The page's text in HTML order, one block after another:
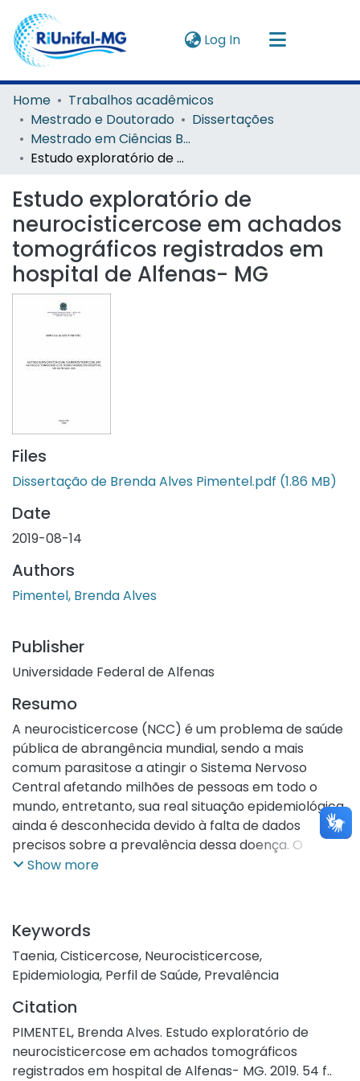
Log In(current)
Navigate by
Instructions
About
Home
Trabalhos acadêmicos
Mestrado e Doutorado
Dissertações
Mestrado em Ciências Biológicas
Estudo exploratório de neurocisticercose em achados tomográficos registrados em hospital de Alfenas- MG
Estudo exploratório de
neurocisticercose em achados
tomográficos registrados em
hospital de Alfenas- MG
Files
Dissertação de Brenda Alves Pimentel.pdf (1.86 MB)
Date
2019-08-14
Authors
Pimentel, Brenda Alves
Publisher
Universidade Federal de Alfenas
Resumo
A neurocisticercose (NCC) é um problema de saúde
pública de abrangência mundial, sendo a mais
comum parasitose a atingir o Sistema Nervoso
Central afetando milhões de pessoas em todo o
mundo, entretanto, sua real situação epidemiológica
ainda é desconhecida devido à falta de dados
precisos sobre a prevalência dessa doença. O
estudo realizado teve como escopo conhecer e
processo de amostragem e análise das tomografias
computadorizadas de crânio coletadas do banco de
dados de um hospital no município de Alfenas – MG,
referentes ao ano de 2018, em busca de achados
tomográficos compatíveis com neurocisticercose;
seguido da verificação da ressonância magnética
dos pacientes com achados identificados
anteriormente, e a procura de possíveis cistos
viáveis para forma ativa da doença; após esses
Show more
Keywords
Taenia,Cisticercose, Neurocisticercose,
Epidemiologia, Perfil de Saúde, Prevalência
Citation
PIMENTEL, Brenda Alves. Estudo exploratório de
neurocisticercose em achados tomográficos
registrados em hospital de Alfenas- MG. 2019. 54 f..